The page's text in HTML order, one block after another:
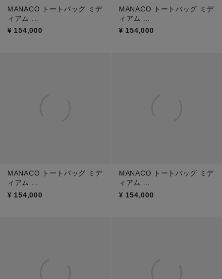
MANACO トートバッグ ミデ
ィアム ...
¥ 154,000
MANACO トートバッグ ミデ
ィアム ...
¥ 154,000
MANACO トートバッグ ミデ
ィアム ...
¥ 154,000
MANACO トートバッグ ミデ
ィアム ...
¥ 154,000